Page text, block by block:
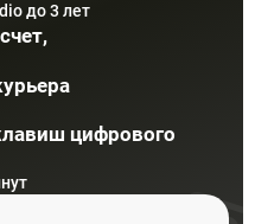
до 3 лет
цифрового